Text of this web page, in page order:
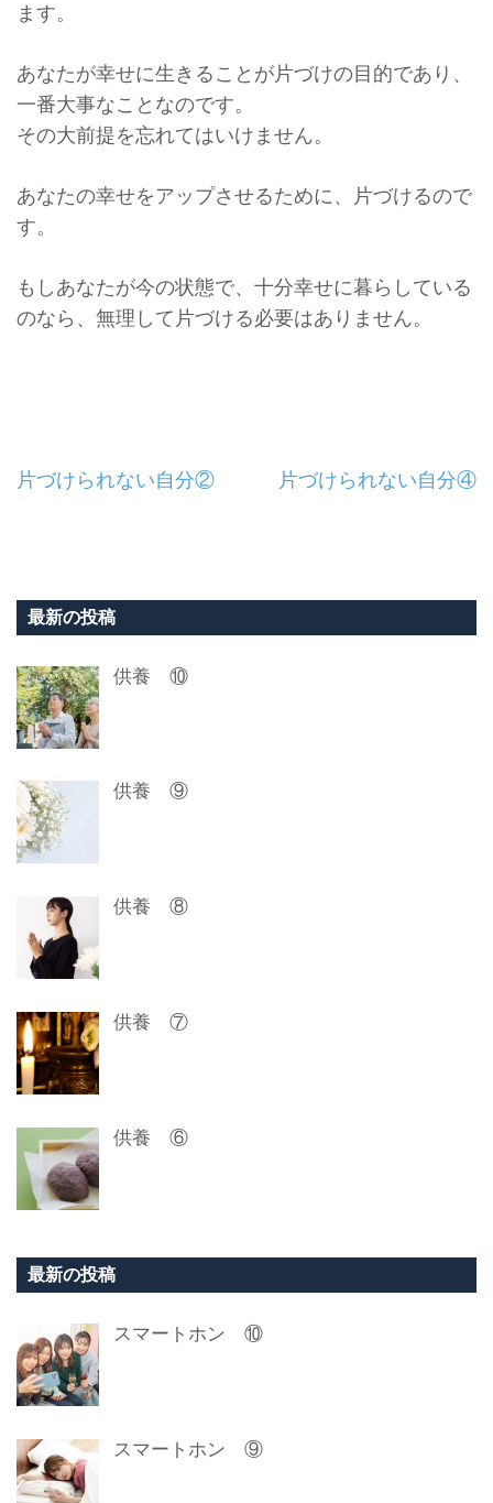
ます。
あなたが幸せに生きることが片づけの目的であり、
一番大事なことなのです。
その大前提を忘れてはいけません。
あなたの幸せをアップさせるために、片づけるので
す。
もしあなたが今の状態で、十分幸せに暮らしている
のなら、 無理して片づける必要はありません。
投
ビ
ー
シ
ョ
ン
片づけられない自分② 片づけられない自分④
最新の投稿
供養 ⑩
供養 ⑨
供養 ⑧
供養 ⑦
供養 ⑥
最新の投稿
スマートホン ⑩
スマートホン ⑨